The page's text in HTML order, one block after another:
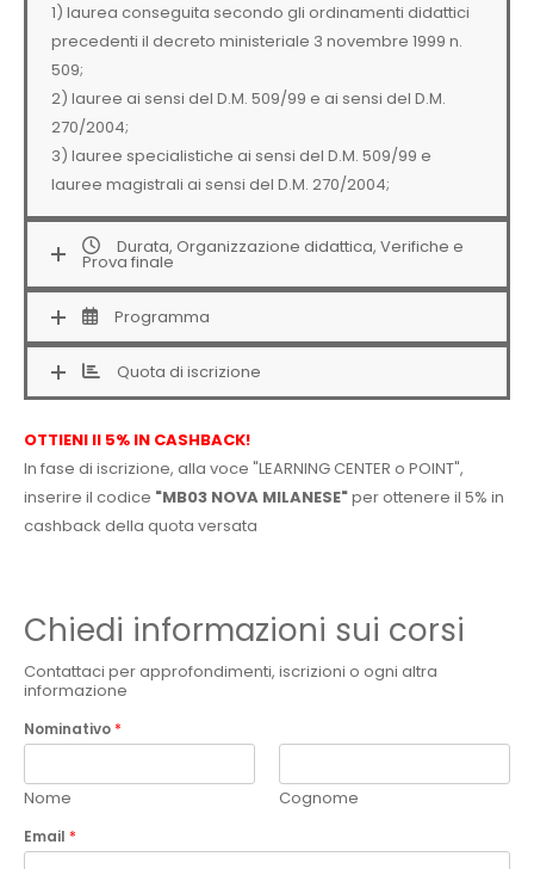
1) laurea conseguita secondo gli ordinamenti didattici
precedenti il decreto ministeriale 3 novembre 1999 n.
509;
2) lauree ai sensi del D.M. 509/99 e ai sensi del D.M.
270/2004;
3) lauree specialistiche ai sensi del D.M. 509/99 e
lauree magistrali ai sensi del D.M. 270/2004;
Durata, Organizzazione didattica, Verifiche e
Prova finale
Programma
Quota di iscrizione
OTTIENI Il 5% IN CASHBACK!
In fase di iscrizione, alla voce "LEARNING CENTER o POINT",
inserire il codice "MB03 NOVA MILANESE"per ottenere il 5% in
cashback della quota versata
Chiedi informazioni sui corsi
Contattaci per approfondimenti, iscrizioni o ogni altra
informazione
Nominativo *
Nome Cognome
Email *